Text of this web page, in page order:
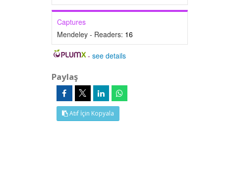
Captures
Mendeley - Readers: 16
-see details
Paylaş
Atıf İçin Kopyala